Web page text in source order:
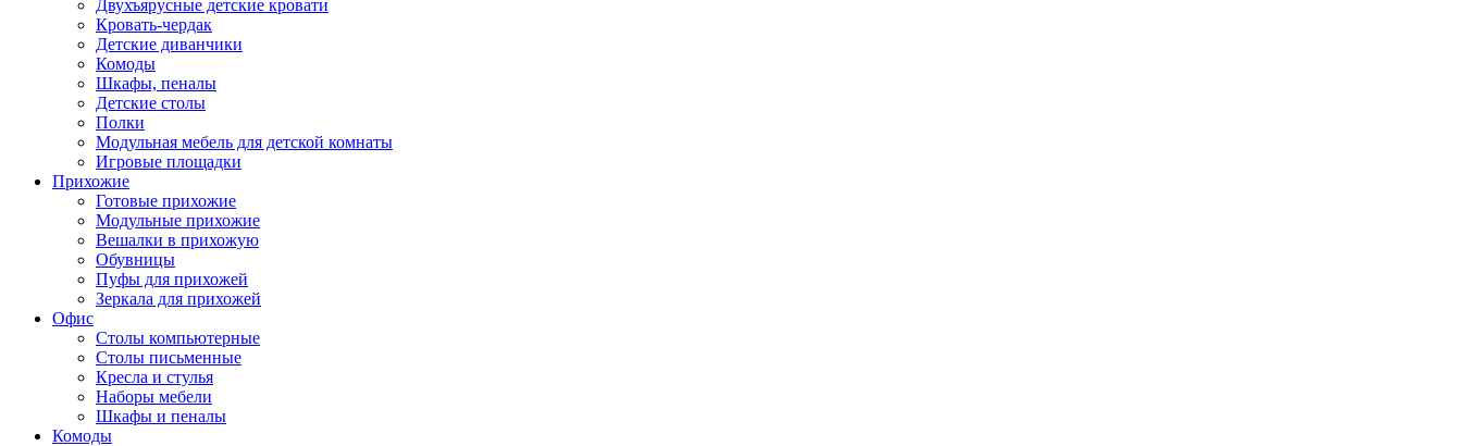
Двухъярусные детские кровати
Кровать-чердак
Детские диванчики
Комоды
Шкафы, пеналы
Детские столы
Полки
Модульная мебель для детской комнаты
Игровые площадки
Прихожие
Готовые прихожие
Модульные прихожие
Вешалки в прихожую
Обувницы
Пуфы для прихожей
Зеркала для прихожей
Офис
Столы компьютерные
Столы письменные
Кресла и стулья
Наборы мебели
Шкафы и пеналы
Комоды